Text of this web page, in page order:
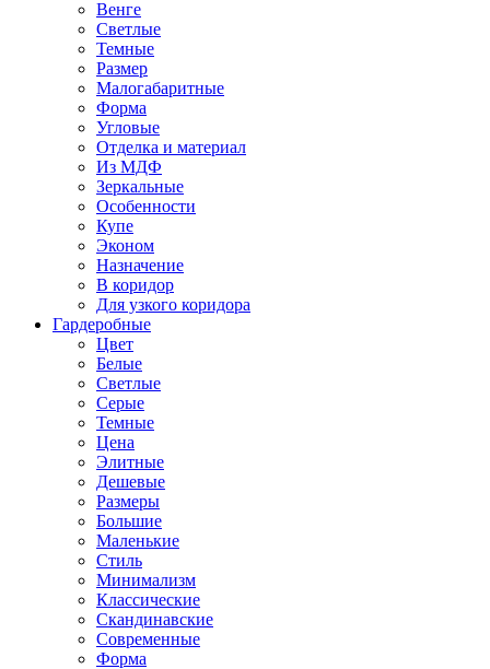
Венге
Светлые
Темные
Размер
Малогабаритные
Форма
Угловые
Отделка и материал
Из МДФ
Зеркальные
Особенности
Купе
Эконом
Назначение
В коридор
Для узкого коридора
Гардеробные
Цвет
Белые
Светлые
Серые
Темные
Цена
Элитные
Дешевые
Размеры
Большие
Маленькие
Стиль
Минимализм
Классические
Скандинавские
Современные
Форма